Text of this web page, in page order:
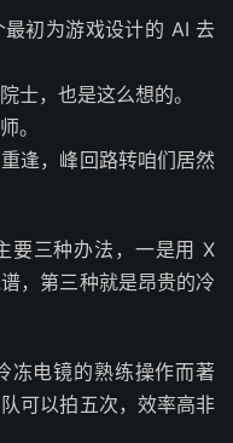
初为游戏设计的 AI 去
士，也是这么想的。
。
逢，峰回路转咱们居然
要三种办法，一是用 X
，第三种就是昂贵的冷
冻电镜的熟练操作而著
可以拍五次，效率高非